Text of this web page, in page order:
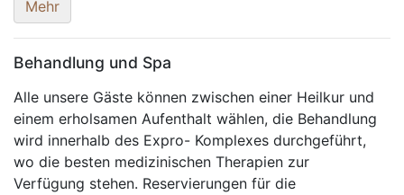
Mehr
Behandlung und Spa
Alle unsere Gäste können zwischen einer Heilkur und
einem erholsamen Aufenthalt wählen, die Behandlung
wird innerhalb des Expro- Komplexes durchgeführt,
wo die besten medizinischen Therapien zur
Verfügung stehen. Reservierungen für die